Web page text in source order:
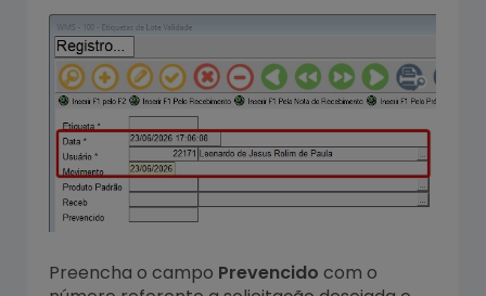
Preencha o campo Prevencido com o